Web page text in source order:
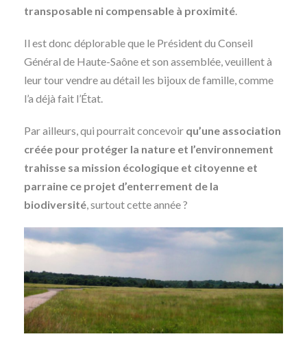
transposable ni compensable à proximité.
Il est donc déplorable que le Président du Conseil
Général de Haute-Saône et son assemblée, veuillent à
leur tour vendre au détail les bijoux de famille, comme
l’a déjà fait l’État.
Par ailleurs, qui pourrait concevoir qu’une association
créée pour protéger la nature et l’environnement
trahisse sa mission écologique et citoyenne et
parraine ce projet d’enterrement de la
biodiversité, surtout cette année ?